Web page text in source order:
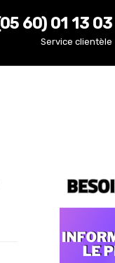
60) 01 13 03
Service clientèle